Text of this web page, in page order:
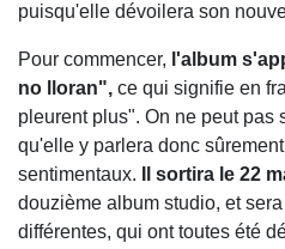
puisqu'elle dévoilera son
Pour commencer, l'album
no lloran", ce qui signifie en
pleurent plus". On ne peut pas
qu'elle y parlera donc
sentimentaux. Il sortira le 22
douzième album studio, et
différentes, qui ont toutes été